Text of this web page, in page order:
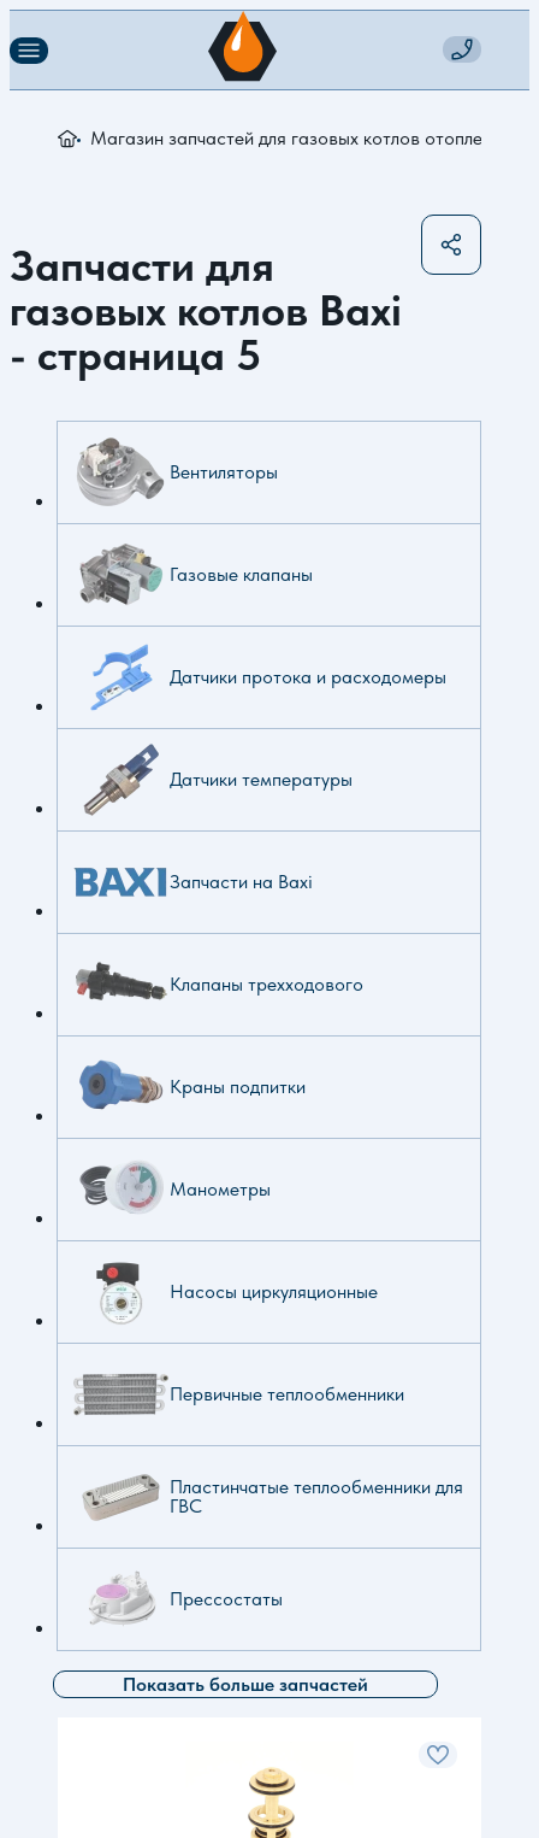
Магазин запчастей для газовых котлов отопления
Запчасти для
газовых котлов Baxi
- страница 5
Вентиляторы
Газовые клапаны
Датчики протока и расходомеры
Датчики температуры
Запчасти на Baxi
Клапаны трехходового
Краны подпитки
Манометры
Насосы циркуляционные
Первичные теплообменники
Пластинчатые теплообменники для
ГВС
Прессостаты
Показать больше запчастей